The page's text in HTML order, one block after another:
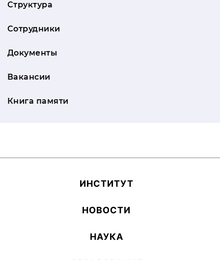
Структура
Сотрудники
Документы
Вакансии
Книга памяти
ИН­СТИ­ТУТ
НОВОСТИ
НАУКА